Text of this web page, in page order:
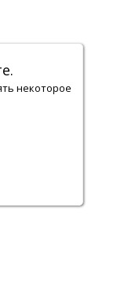
некоторое